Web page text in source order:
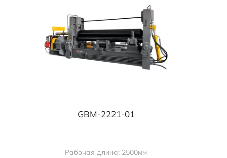
GBM-2221-01
Рабочая длина: 2500мм